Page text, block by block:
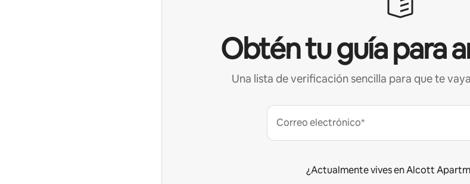
Obtén tu guía para
Una lista de verificación sencilla para que te
Correo electrónico*
¿Actualmente vives en Alcott